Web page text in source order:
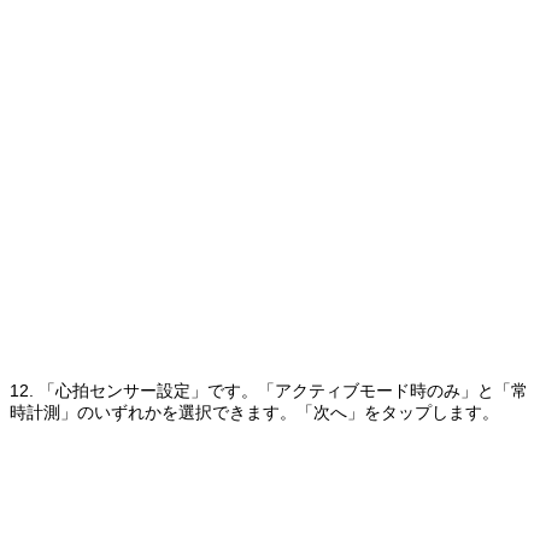
12. 「心拍センサー設定」です。「アクティブモード時のみ」と「常
時計測」のいずれかを選択できます。「次へ」をタップします。